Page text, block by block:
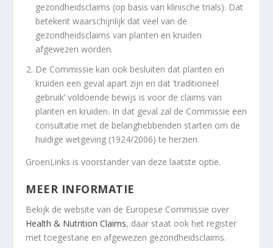
gezondheidsclaims (op basis van klinische trials). Dat
betekent waarschijnlijk dat veel van de
gezondheidsclaims van planten en kruiden
afgewezen worden.
De Commissie kan ook besluiten dat planten en
kruiden een geval apart zijn en dat ’traditioneel
gebruik’ voldoende bewijs is voor de claims van
planten en kruiden. In dat geval zal de Commissie een
consultatie met de belanghebbenden starten om de
huidige wetgeving (1924/2006) te herzien.
GroenLinks is voorstander van deze laatste optie.
MEER INFORMATIE
Bekijk de website van de Europese Commissie over
Health & Nutrition Claims, daar staat ook het register
met toegestane en afgewezen gezondheidsclaims.